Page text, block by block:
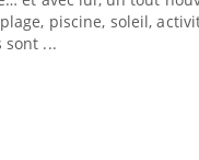
plage, piscine, soleil,
sont ...